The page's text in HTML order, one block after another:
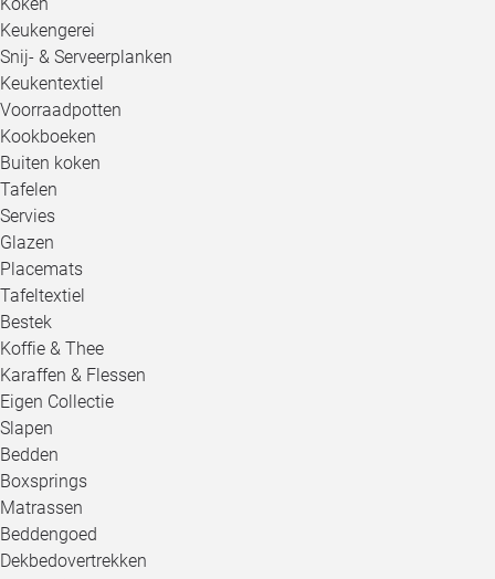
Keukengerei
Snij- & Serveerplanken
Keukentextiel
Voorraadpotten
Kookboeken
Buiten koken
Tafelen
Servies
Glazen
Placemats
Tafeltextiel
Bestek
Koffie & Thee
Karaffen & Flessen
Eigen Collectie
Slapen
Bedden
Boxsprings
Matrassen
Beddengoed
Dekbedovertrekken